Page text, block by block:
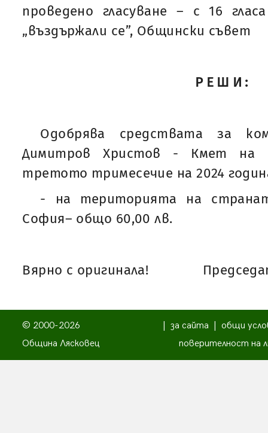
проведено гласуване – с 16
„въздържали се”, Общински съвет
РЕШИ:
Одобрява средствата за
Димитров Христов - Кмет на
третото тримесечие на 2024
- на територията на
София– общо 60,00 лв.
Вярно с оригинала!
© 2000-2026
Община Лясковец
за сайта
общи
поверителност на